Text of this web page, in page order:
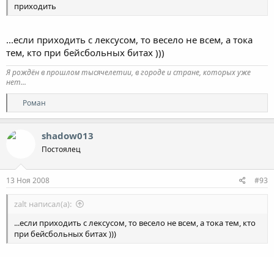
приходить
...если приходить с лексусом, то весело не всем, а тока
тем, кто при бейсбольных битах )))
Я рождён в прошлом тысячелетии, в городе и стране, которых уже
нет...
Р
е
а
:
Роман
shadow013
Постоялец
13 Ноя 2008 #93
zalt написал(а):
...если приходить с лексусом, то весело не всем, а тока тем, кто
при бейсбольных битах )))